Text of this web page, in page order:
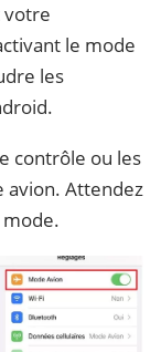
votre
le mode
les
contrôle ou les
avion. Attendez